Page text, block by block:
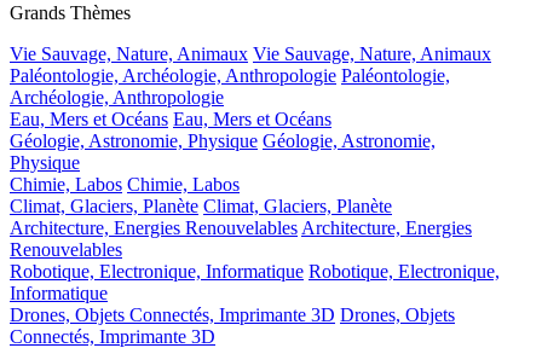
Grands Thèmes
Vie Sauvage, Nature, Animaux Vie Sauvage, Nature, Animaux
Paléontologie, Archéologie, Anthropologie Paléontologie,
Archéologie, Anthropologie
Eau, Mers et Océans Eau, Mers et Océans
Géologie, Astronomie, Physique Géologie, Astronomie,
Physique
Chimie, Labos Chimie, Labos
Climat, Glaciers, Planète Climat, Glaciers, Planète
Architecture, Energies Renouvelables Architecture, Energies
Renouvelables
Robotique, Electronique, Informatique Robotique, Electronique,
Informatique
Drones, Objets Connectés, Imprimante 3D Drones, Objets
Connectés, Imprimante 3D